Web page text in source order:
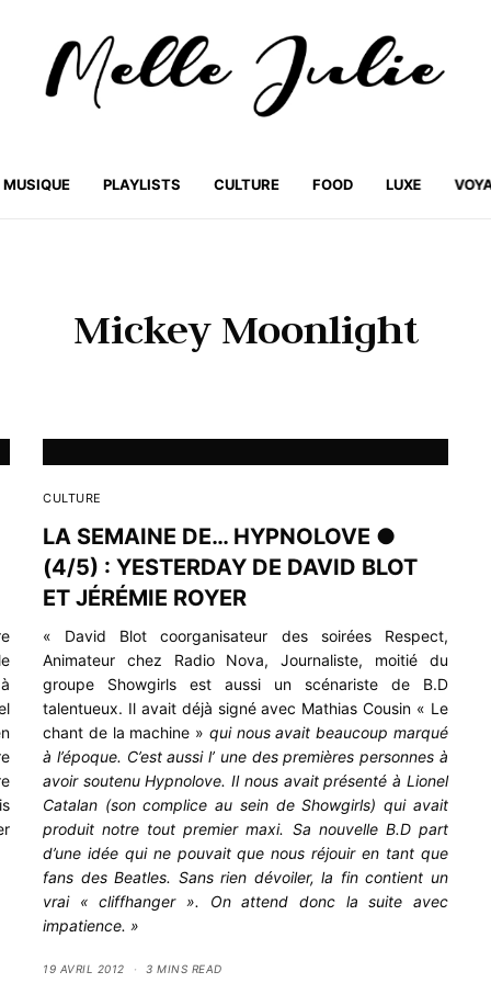
MUSIQUE PLAYLISTS CULTURE FOOD LUXE
Mickey Moonlight
CULTURE
LA SEMAINE DE… HYPNOLOVE ●
(4/5) : YESTERDAY DE DAVID BLOT
ET JÉRÉMIE ROYER
« David Blot coorganisateur des soirées Respect,
Animateur chez Radio Nova, Journaliste, moitié du
groupe Showgirls est aussi un scénariste de B.D
talentueux. Il avait déjà signé avec Mathias Cousin « Le
chant de la machine » qui nous avait beaucoup marqué
à l’époque. C’est aussi l’ une des premières personnes à
avoir soutenu Hypnolove. Il nous avait présenté à Lionel
Catalan (son complice au sein de Showgirls) qui avait
produit notre tout premier maxi. Sa nouvelle B.D part
d’une idée qui ne pouvait que nous réjouir en tant que
fans des Beatles. Sans rien dévoiler, la fin contient un
vrai « cliffhanger ». On attend donc la suite avec
impatience. »
19 AVRIL 2012 3 MINS READ